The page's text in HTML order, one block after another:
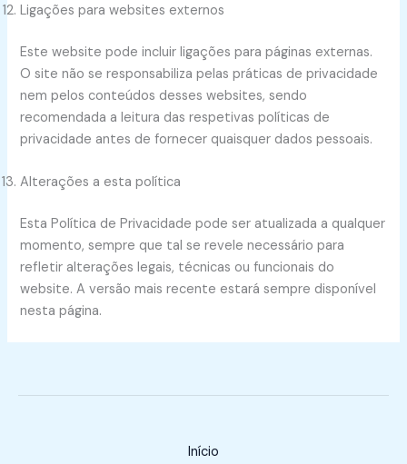
Ligações para websites externos
Este website pode incluir ligações para páginas externas.
O site não se responsabiliza pelas práticas de privacidade
nem pelos conteúdos desses websites, sendo
recomendada a leitura das respetivas políticas de
privacidade antes de fornecer quaisquer dados pessoais.
Alterações a esta política
Esta Política de Privacidade pode ser atualizada a qualquer
momento, sempre que tal se revele necessário para
refletir alterações legais, técnicas ou funcionais do
website. A versão mais recente estará sempre disponível
nesta página.
Início